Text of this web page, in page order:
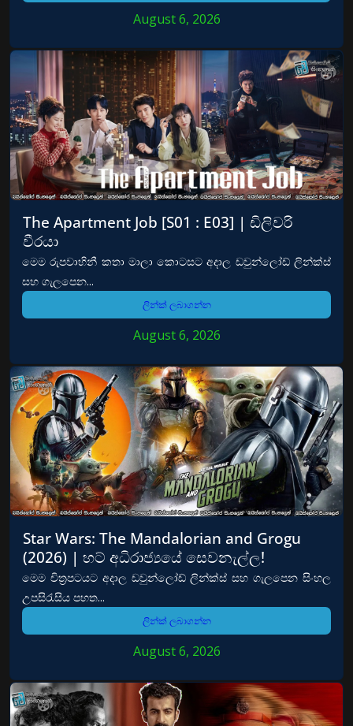
August 6, 2026
The Apartment Job [S01 : E03] | ඩිලිවරි
වීරයා
මෙම රුපවාහිනී කතා මාලා කොටසට අදාල ඩවුන්ලෝඩ් ලින්ක්ස්
සහ ගැලපෙන...
ලින්ක් ලබාගන්න
August 6, 2026
Star Wars: The Mandalorian and Grogu
(2026) | හට් අධිරාජ්‍යයේ සෙවනැල්ල!
මෙම චිත්‍රපටයට අදාල ඩවුන්ලෝඩ් ලින්ක්ස් සහ ගැලපෙන සිංහල
උපසිරැසිය පහත...
ලින්ක් ලබාගන්න
August 6, 2026